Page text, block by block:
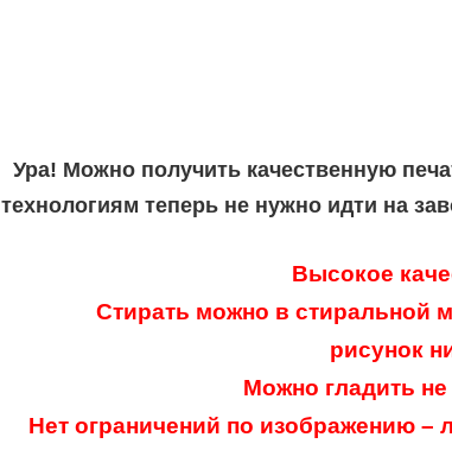
Ура! Можно получить качественную
технологиям теперь не нужно идти на
Высокое
Стирать можно в стиральной
рисунок
Можно гладить
Нет ограничений по изображению